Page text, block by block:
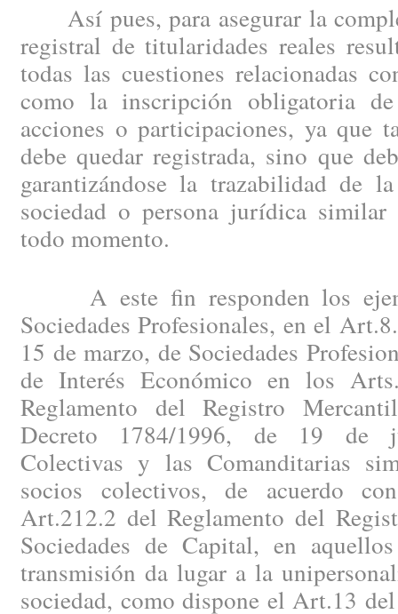
Así pues, para asegurar la
registral de titularidades reales
todas las cuestiones relacionadas
como la inscripción obligatoria
acciones o participaciones, ya que
debe quedar registrada, sino que
garantizándose la trazabilidad de
sociedad o persona jurídica
todo momento.
A este fin responden los
Sociedades Profesionales, en el
15 de marzo, de Sociedades
de Interés Económico en los
Reglamento del Registro
Decreto 1784/1996, de 19 de
Colectivas y las Comanditarias
socios colectivos, de acuerdo
Art.212.2 del Reglamento del
Sociedades de Capital, en
transmisión da lugar a la
sociedad, como dispone el Art.13